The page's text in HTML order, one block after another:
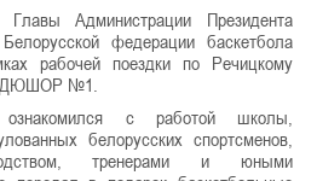
Главы Администрации Президента
федерации баскетбола
рабочей поездки по Речицкому
№1.
с работой школы,
белорусских спортсменов,
тренерами и юными